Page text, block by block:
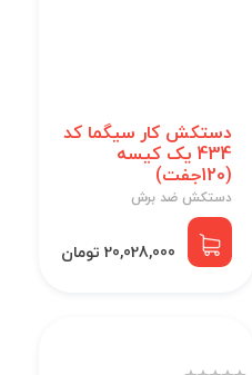
دستکش کار سیگما کد
434 یک کیسه
(120جفت)
دستکش ضد برش
20,028,000 تومان